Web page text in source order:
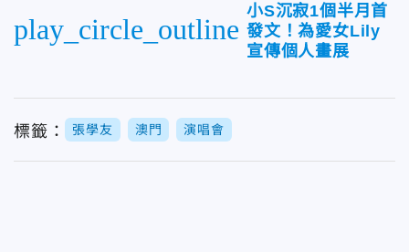
play_circle_outline
小S沉寂1個半月首
發文！為愛女Lily
宣傳個人畫展
標籤： 張學友 澳門 演唱會